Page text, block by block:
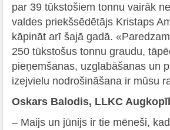
par 39 tūkstošiem tonnu vairāk
valdes priekšsēdētājs Kristaps
kāpināt arī šajā gadā.
250 tūkstošus tonnu graudu,
pieņemšanas, uzglabāšanas un
izejvielu nodrošināšana ir mūsu
Oskars Balodis, LLKC
– Maijs un jūnijs ir tie mēneši,